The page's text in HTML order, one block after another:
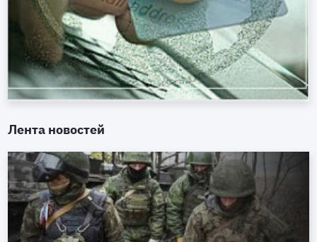
Лента новостей